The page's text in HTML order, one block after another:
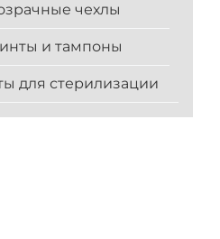
чехлы
и тампоны
для стерилизации